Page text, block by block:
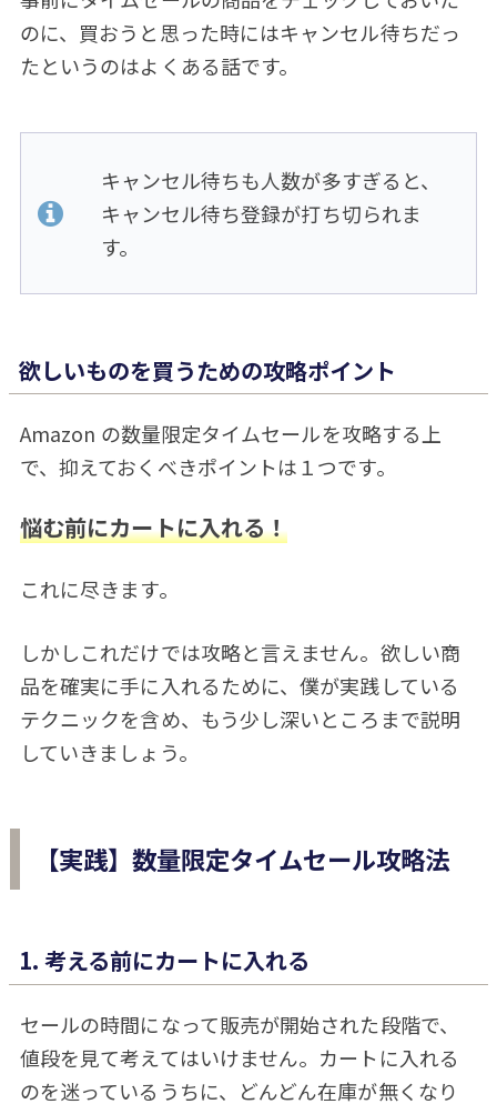
のに、買おうと思った時にはキャンセル待ちだっ
たというのはよくある話です。
キャンセル待ちも人数が多すぎると、
キャンセル待ち登録が打ち切られま
す。
欲しいものを買うための攻略ポイント
Amazon の数量限定タイムセールを攻略する上
で、抑えておくべきポイントは１つです。
悩む前にカートに入れる！
これに尽きます。
しかしこれだけでは攻略と言えません。欲しい商
品を確実に手に入れるために、僕が実践している
テクニックを含め、もう少し深いところまで説明
していきましょう。
【実践】数量限定タイムセール攻略法
1. 考える前にカートに入れる
セールの時間になって販売が開始された段階で、
値段を見て考えてはいけません。カートに入れる
のを迷っているうちに、どんどん在庫が無くなり